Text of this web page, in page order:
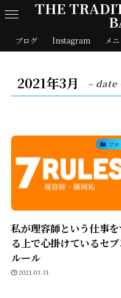
THE
ブログ Instagram メ
2021年3月 – date
ブ
私が理容師という仕事
る上で心掛けているセブ
ルール
2021.03.31